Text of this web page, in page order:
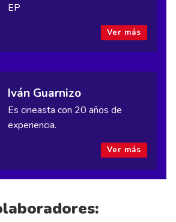
EP
Ver más
Iván Guarnizo
Es cineasta con 20 años de
experiencia.
Ver más